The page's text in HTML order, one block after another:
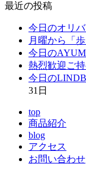
最近の投稿
今日のオリ
月曜から「
今日の
熱烈歓迎ご
今日の
31日
top
商品紹介
blog
アクセス
お問い合わせ